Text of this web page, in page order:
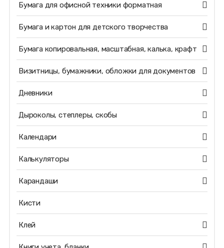
Бумага для офисной техники форматная
Бумага и картон для детского творчества
Бумага копировальная, масштабная, калька, крафт
Визитницы, бумажники, обложки для документов
Дневники
Дыроколы, степлеры, скобы
Календари
Калькуляторы
Карандаши
Кисти
Клей